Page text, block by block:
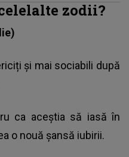
zodii?
și mai sociabili după
ca aceștia să iasă în
o nouă șansă iubirii.